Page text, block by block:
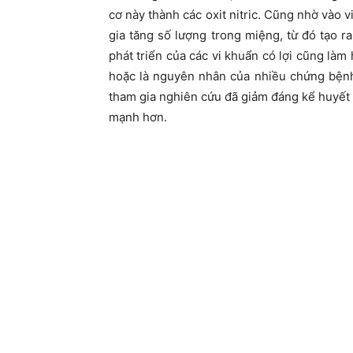
cơ này thành các oxit nitric. Cũng nhờ vào
gia tăng số lượng trong miệng, từ đó tạo
phát triển của các vi khuẩn có lợi cũng
hoặc là nguyên nhân của nhiều chứng
tham gia nghiên cứu đã giảm đáng kể
mạnh hơn.